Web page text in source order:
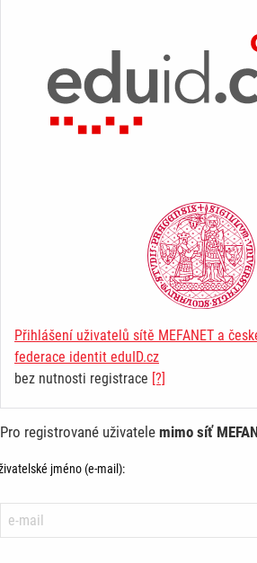
Přihlášení uživatelů sítě MEFANET a
federace identit eduID.cz
bez nutnosti registrace [?]
Pro registrované uživatele mimo síť
jméno (e-mail):